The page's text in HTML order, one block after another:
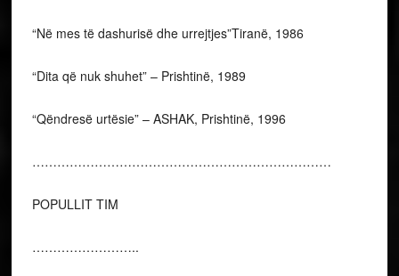
“Në mes të dashurisë dhe urrejtjes”Tiranë, 1986
“Dita që nuk shuhet” – Prishtinë, 1989
“Qëndresë urtësie” – ASHAK, Prishtinë, 1996
………………………………………………………………
POPULLIT TIM
……………………..